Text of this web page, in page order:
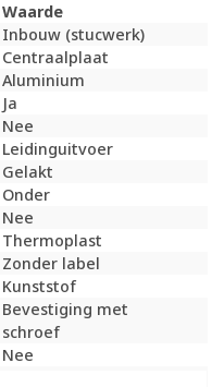
Waarde
Inbouw (stucwerk)
Centraalplaat
Aluminium
Ja
Nee
Leidinguitvoer
Gelakt
Onder
Nee
Thermoplast
Zonder label
Kunststof
Bevestiging met
schroef
Nee